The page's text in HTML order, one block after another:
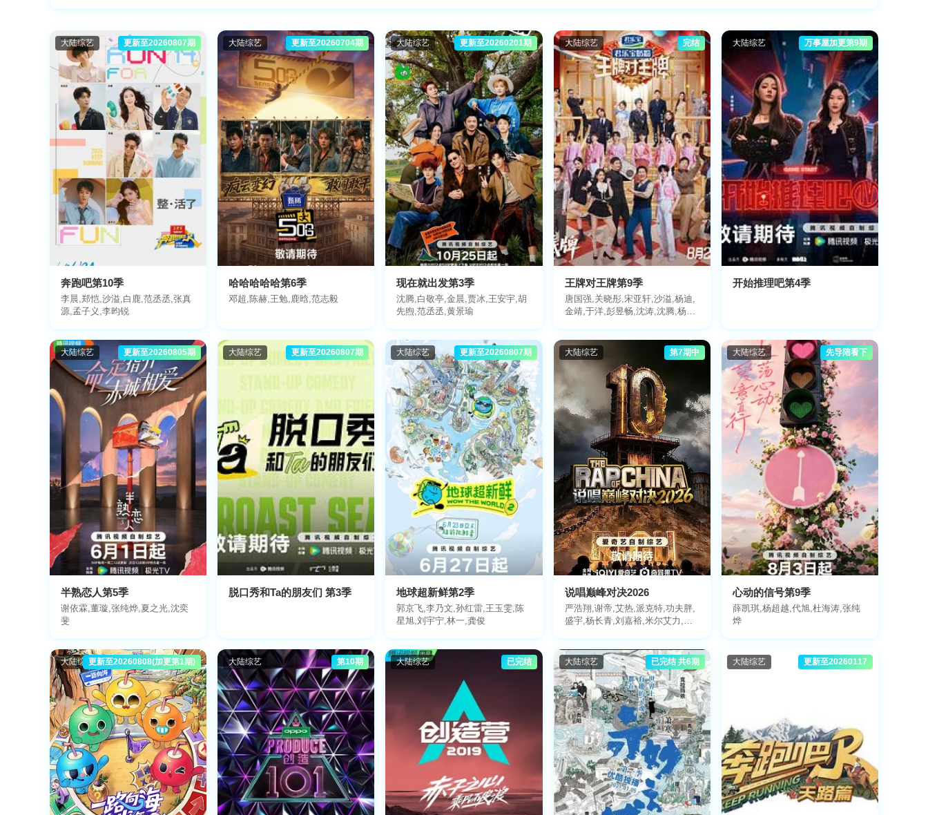
年份 全部 2026 2025 2024 2023 2022 2021 2020 2019 2018 2017 更早
大陆综艺 更新至20260807期
奔跑吧第10季
李晨,郑恺,沙溢,白鹿,范丞丞,张真
源,孟子义,李昀锐
大陆综艺 更新至20260704期
哈哈哈哈哈第6季
邓超,陈赫,王勉,鹿晗,范志毅
大陆综艺 更新至20260201期
现在就出发第3季
沈腾,白敬亭,金晨,贾冰,王安宇,胡
先煦,范丞丞,黄景瑜
大陆综艺 完结
王牌对王牌第9季
唐国强,关晓彤,宋亚轩,沙溢,杨迪,
金靖,于洋,彭昱畅,沈涛,沈腾,杨幂,
丁程鑫,刘耀文,张真源,严浩翔,贺
峻霖,黄渤,范丞丞,常远,李嘉琦,付
航,闫妮,黄晓明,张予曦,徐明浩
大陆综艺 万事屋加更第9期
开始推理吧第4季
大陆综艺 更新至20260805期
半熟恋人第5季
谢依霖,董璇,张纯烨,夏之光,沈奕
斐
大陆综艺 更新至20260807期
脱口秀和Ta的朋友们 第3季
大陆综艺 更新至20260807期
地球超新鲜第2季
郭京飞,李乃文,孙红雷,王玉雯,陈
星旭,刘宇宁,林一,龚俊
大陆综艺 第7期中
说唱巅峰对决2026
严浩翔,谢帝,艾热,派克特,功夫胖,
盛宇,杨长青,刘嘉裕,米尔艾力,李
徐赢,郭颖
大陆综艺 先导陪看下
心动的信号第9季
薛凯琪,杨超越,代旭,杜海涛,张纯
烨
大陆综艺更新至20260808(加更第1期) 大陆综艺 第10期 大陆综艺 已完结 大陆综艺 已完结 共6期 大陆综艺 更新至20260117